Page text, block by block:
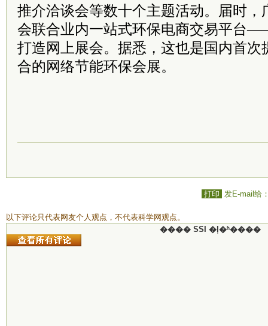
推介洽谈会等数十个主题活动。届时，
会联合业内一站式环保电商交易平台
打造网上展会。据悉，这也是国内首次
合的网络节能环保会展。
打印 发E-mail给
以下评论只代表网友个人观点，不代表科学网观点。
���� SSI �ļ�ʱ����